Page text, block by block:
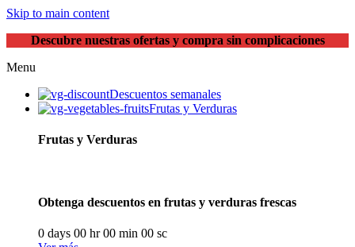
Skip to main content
Descubre nuestras ofertas y compra sin complicaciones
Menu
Descuentos semanales
Frutas y Verduras
Frutas y Verduras
Obtenga descuentos en frutas y verduras frescas
0 days 00 hr00 min 00 sc